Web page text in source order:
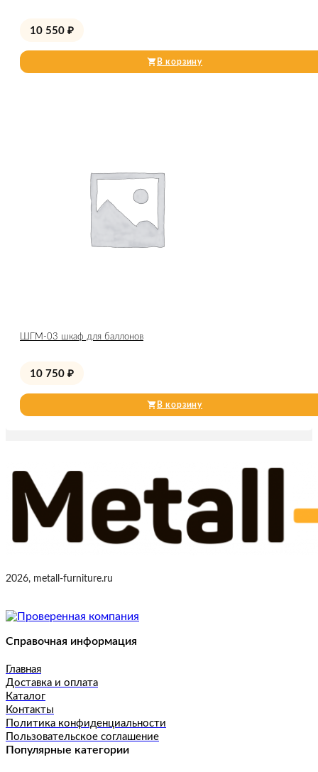
10 550 ₽
В корзину
ШГМ-03 шкаф для баллонов
10 750 ₽
В корзину
2026, metall-furniture.ru
Справочная информация
Главная
Доставка и оплата
Каталог
Контакты
Политика конфиденциальности
Пользовательское соглашение
Популярные категории